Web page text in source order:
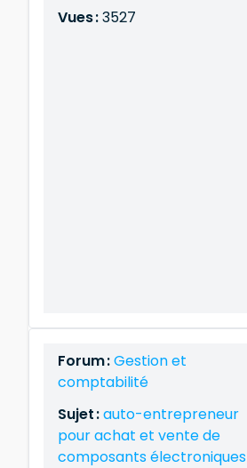
Vues :3527
Forum :Gestion et
comptabilité
Sujet :auto-entrepreneur
pour achat et vente de
composants électroniques